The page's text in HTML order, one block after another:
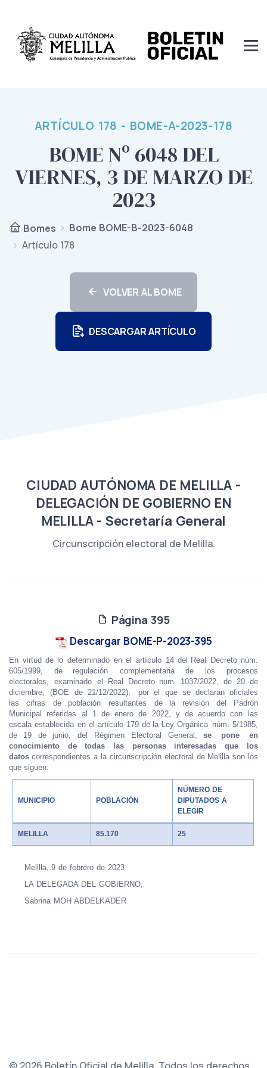
ARTÍCULO 178 - BOME-A-2023-178
BOME Nº 6048 DEL
VIERNES, 3 DE MARZO DE
2023
Bomes
Bome BOME-B-2023-6048
Artículo 178
VOLVER AL BOME
DESCARGAR ARTÍCULO
CIUDAD AUTÓNOMA DE MELILLA -
DELEGACIÓN DE GOBIERNO EN
MELILLA - Secretaría General
Circunscripción electoral de Melilla.
Página 395
Descargar BOME-P-2023-395
En virtud de lo determinado en el artículo 14 del Real Decreto núm.
605/1999,
de regulación complementaria de los
procesos
electorales,
examinado el Real Decreto num. 1037/2022, de 20 ·de
diciembre,
(BOE de 21/12/2022), por el que se declaran oficiales
las
cifras de población resultantes de la revisión del
Padrón
Municipal referidas
al 1 de enero de 2022, y de acuerdo con
las
escala establecida en el artículo 179 de la Ley Orgánica núm. 5/1985,
de
19 de junio, del Régimen Electoral General, se pone
en
conocimiento
de todas las personas interesadas que
los
datos correspondientes a la circunscripción electoral de Melilla son los
que siguen:
MUNICIPIO POBLACIÓN
NÚMERO DE
DIPUTADOS A
ELEGIR
MELILLA 85.170 25
Melilla,.9 de febrero de 2023
LA DELEGADA DEL GOBIERNO,
Sabrina MOH ABDELKADER